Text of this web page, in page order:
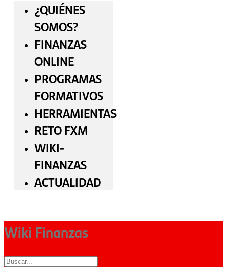
¿QUIÉNES
SOMOS?
FINANZAS
ONLINE
PROGRAMAS
FORMATIVOS
HERRAMIENTAS
RETO FXM
WIKI-
FINANZAS
ACTUALIDAD
Wiki Finanzas